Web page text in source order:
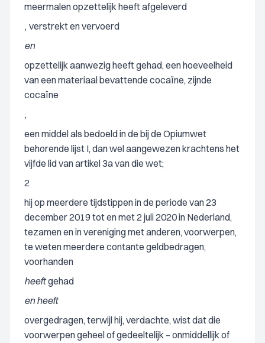
meermalen opzettelijk heeft afgeleverd
, verstrekt en vervoerd
en
opzettelijk aanwezig heeft gehad, een hoeveelheid
van een materiaal bevattende cocaïne, zijnde
cocaïne
,
een middel als bedoeld in de bij de Opiumwet
behorende lijst I, dan wel aangewezen krachtens het
vijfde lid van artikel 3a van die wet;
2
hij op meerdere tijdstippen in de periode van 23
december 2019 tot en met 2 juli 2020 in Nederland,
tezamen en in vereniging met anderen, voorwerpen,
te weten meerdere contante geldbedragen,
voorhanden
heeft gehad
en heeft
overgedragen, terwijl hij, verdachte, wist dat die
voorwerpen geheel of gedeeltelijk – onmiddellijk of